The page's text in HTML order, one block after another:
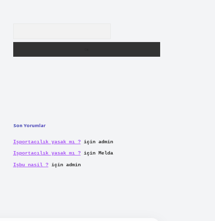
Son Yorumlar
Işportacılık yasak mı ?için admin
Işportacılık yasak mı ?için Melda
Işbu nasil ?için admin